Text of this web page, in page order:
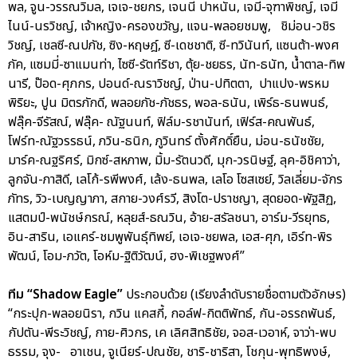
พล, จูน-วรรณวิมล, เจเจ-ชยกร, เจนนี่ ปาหนัน, เจมี่-จุฑาพิชญ์, เจมี
ไนน์-นรวิชญ์, เจ้าหญิง-ครองขวัญ, แจน-พลอยชมพู, ชิม่อน-วชิร
วิชญ์, เชลซี-ณปภัช, ซิง-หฤษฎ์, ซี-เดชชาติ, ซี-ทวินันท์, แซนต้า-พงศ
ภัค, แซมมี่-ซาแมนท่า, ไซซี-รัตท์ริชา, ตุ้ย-ชยธร, นัท-ธนัท, น้ำตาล-ทิพ
นารี, ป๊อด-ศุภกร, ปอนด์-ณราวิชญ์, ป่าน-ปทิตตา, ปาแปง-พรหม
พิริยะ, ปูน มิตรภักดี, พลอยภัช-ภัชธร, พอล-ธนัน, เพิร์ธ-ธนพนธ์,
ฟลุ๊ค-จีรัสณ์, ฟลุ๊ค- ณัฐนนท์, ฟิล์ม-รชานันท์, เฟิร์ส-คณพันธ์,
โฟร์ท-ณัฐวรรธน์, ภวิน-ธนิก, ภูวินทร์ ตั้งศักดิ์ยืน, ม่อน-ธนัชชัย,
มาร์ค-ณฐริศร์, มิกซ์-สหภาพ, มิ้ม-รัตนวดี, มุก-วรนิษฐ์, ลุค-อิชิคาว่า,
ลูกจัน-ภาสิดี, เลโก้-รพีพงศ์, เล้ง-ธนพล, เลโอ โซสเซย์, วิลเลี่ยม-จักร
ภัทร, วิว-เบญญาภา, สกาย-วงศ์รวี, สิงโต-ปราชญา, สุดยอด-พัฐสิฏ,
แสตมป์-พนัชษ์กรณ์, หลุยส์-ธณวิน, อ้าย-สรัลชนา, อาร์ม-วีรยุทธ,
อิน-สาริน, เอแคร์-ชมพูพันธุ์ทิพย์, เอเจ-ชยพล, เอส-ศุภ, เอิร์ท-พิร
พัฒน์, โอม-ภวัต, โอห์ม-ฐิติวัฒน์, ฮง-พิเชฐพงศ์”
ทีม “Shadow Eagle” ประกอบด้วย (เรียงลำดับรายชื่อตามตัวอักษร)
“กระปุก-พลอยนิรา, กวิน แคสกี้, กอล์ฟ-กิตติพัทธ์, กัน-อรรถพันธ์,
กัปตัน-พีระวิชญ์, กาย-ศิวกร, เค เลิศสิทธิชัย, จอส-เวอาห์, จาว่า-พบ
ธรรม, จุง- อาเชน, จูเนียร์-ปณชัย, ชาริ-ชาริสา, โชกุน-พุทธิพงษ์,